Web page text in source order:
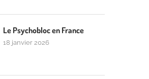
Le Psychobloc en France
18 janvier 2026